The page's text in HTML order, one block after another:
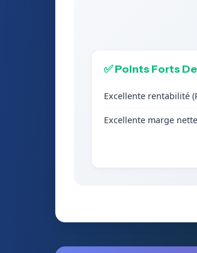
✅ Points Forts
Excellente rentabilité
Excellente marge